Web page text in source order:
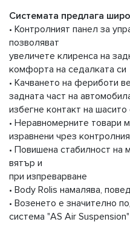
Системата предлага
• Контролният панел за
позволяват
увеличете клиренса на
комфорта на седалката си
• Качването на фериботи
задната част на
избегне контакт на
• Неравномерните товари
изравнени чрез
• Повишена стабилност на
вятър и
при изпреварване
• Body Rolis намалява,
• Возенето е значително
система "AS Air